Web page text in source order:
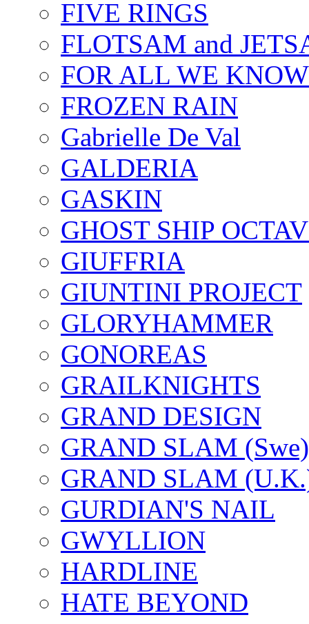
FIVE RINGS
FLOTSAM and
FOR ALL WE KNOW
FROZEN RAIN
Gabrielle De Val
GALDERIA
GASKIN
GHOST SHIP
GIUFFRIA
GIUNTINI PROJECT
GLORYHAMMER
GONOREAS
GRAILKNIGHTS
GRAND DESIGN
GRAND SLAM (Swe)
GRAND SLAM
GURDIAN'S NAIL
GWYLLION
HARDLINE
HATE BEYOND